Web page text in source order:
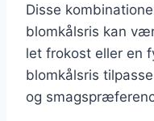
Disse
blomkålsris kan
let frokost eller en
blomkålsris
og